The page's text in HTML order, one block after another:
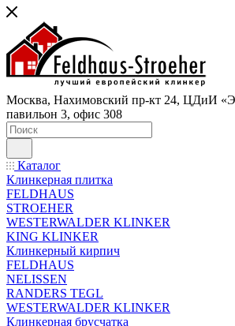
Москва, Нахимовский пр-кт 24, ЦДиИ
павильон 3, офис 308
Каталог
Клинкерная плитка
FELDHAUS
STROEHER
WESTERWALDER KLINKER
KING KLINKER
Клинкерный кирпич
FELDHAUS
NELISSEN
RANDERS TEGL
WESTERWALDER KLINKER
Клинкерная брусчатка